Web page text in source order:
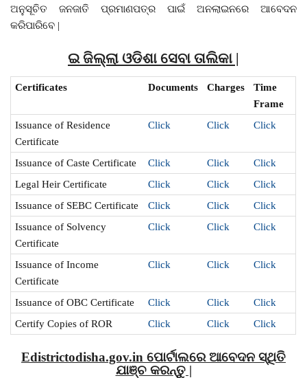
ଅନୁସୂଚିତ ଜନଜାତି ପ୍ରମାଣପତ୍ର ପାଇଁ ଅନଲାଇନରେ ଆବେଦନ
କରିପାରିବେ |
ଇ ଜିଲ୍ଲା ଓଡିଶା ସେବା ତାଲିକା |
Certificates Documents Charges
Time
Frame
Issuance of Residence
Certificate
Click Click Click
Issuance of Caste Certificate Click Click
Click
Legal Heir Certificate
Click Click
Click
Issuance of SEBC Certificate
Click Click
Click
Issuance of Solvency
Certificate
Click Click Click
Issuance of Income
Certificate
Click Click Click
Issuance of OBC Certificate Click Click
Click
Certify Copies of ROR
Click Click Click
Edistrictodisha.gov.in ପୋର୍ଟାଲରେ ଆବେଦନ ସ୍ଥିତି
ଯାଞ୍ଚ କରନ୍ତୁ |